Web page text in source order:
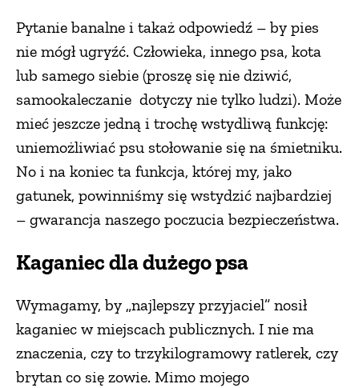
Pytanie banalne i takaż odpowiedź – by pies
nie mógł ugryźć. Człowieka, innego psa, kota
lub samego siebie (proszę się nie dziwić,
samookaleczanie dotyczy nie tylko ludzi). Może
mieć jeszcze jedną i trochę wstydliwą funkcję:
uniemożliwiać psu stołowanie się na śmietniku.
No i na koniec ta funkcja, której my, jako
gatunek, powinniśmy się wstydzić najbardziej
– gwarancja naszego poczucia bezpieczeństwa.
Kaganiec dla dużego psa
Wymagamy, by „najlepszy przyjaciel” nosił
kaganiec w miejscach publicznych. I nie ma
znaczenia, czy to trzykilogramowy ratlerek, czy
brytan co się zowie. Mimo mojego